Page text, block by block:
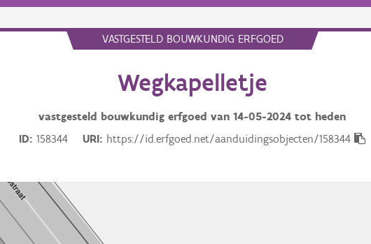
VASTGESTELD BOUWKUNDIG ERFGOED
Wegkapelletje
vastgesteld bouwkundig erfgoed van14-05-2024 tot heden
ID
158344 URI https://id.erfgoed.net/aanduidingsobjecten/158344